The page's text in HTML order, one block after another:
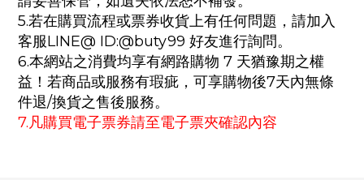
5.若在購買流程或票券收貨上有任何問題，請加入
客服LINE@ ID:@buty99 好友進行詢問。
6.本網站之消費均享有網路購物 7 天猶豫期之權
益！若商品或服務有瑕疵，可享購物後7天內無條
件退/換貨之售後服務。
7.凡購買電子票券請至電子票夾確認內容